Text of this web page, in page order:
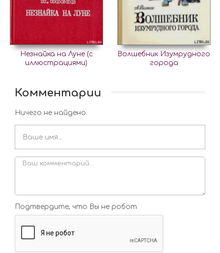
Незнайка на Луне (с
иллюстрациями)
Волшебник Изумрудного
города
Комментарии
Ничего не найдено.
Подтвердите, что Вы не робот